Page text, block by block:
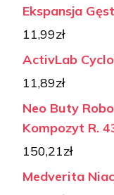
Ekspansja
11,99zł
ActivLab
11,89zł
Neo Buty
Kompozyt R.
150,21zł
Medverita